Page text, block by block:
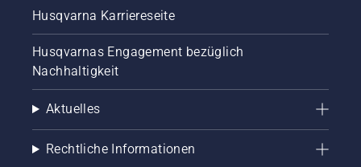
Husqvarna Karriereseite
Husqvarnas Engagement bezüglich
Nachhaltigkeit
Aktuelles
Rechtliche Informationen